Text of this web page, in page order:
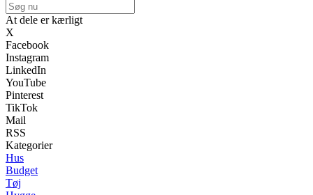
At dele er kærligt
X
Facebook
Instagram
LinkedIn
YouTube
Pinterest
TikTok
Mail
RSS
Kategorier
Hus
Budget
Tøj